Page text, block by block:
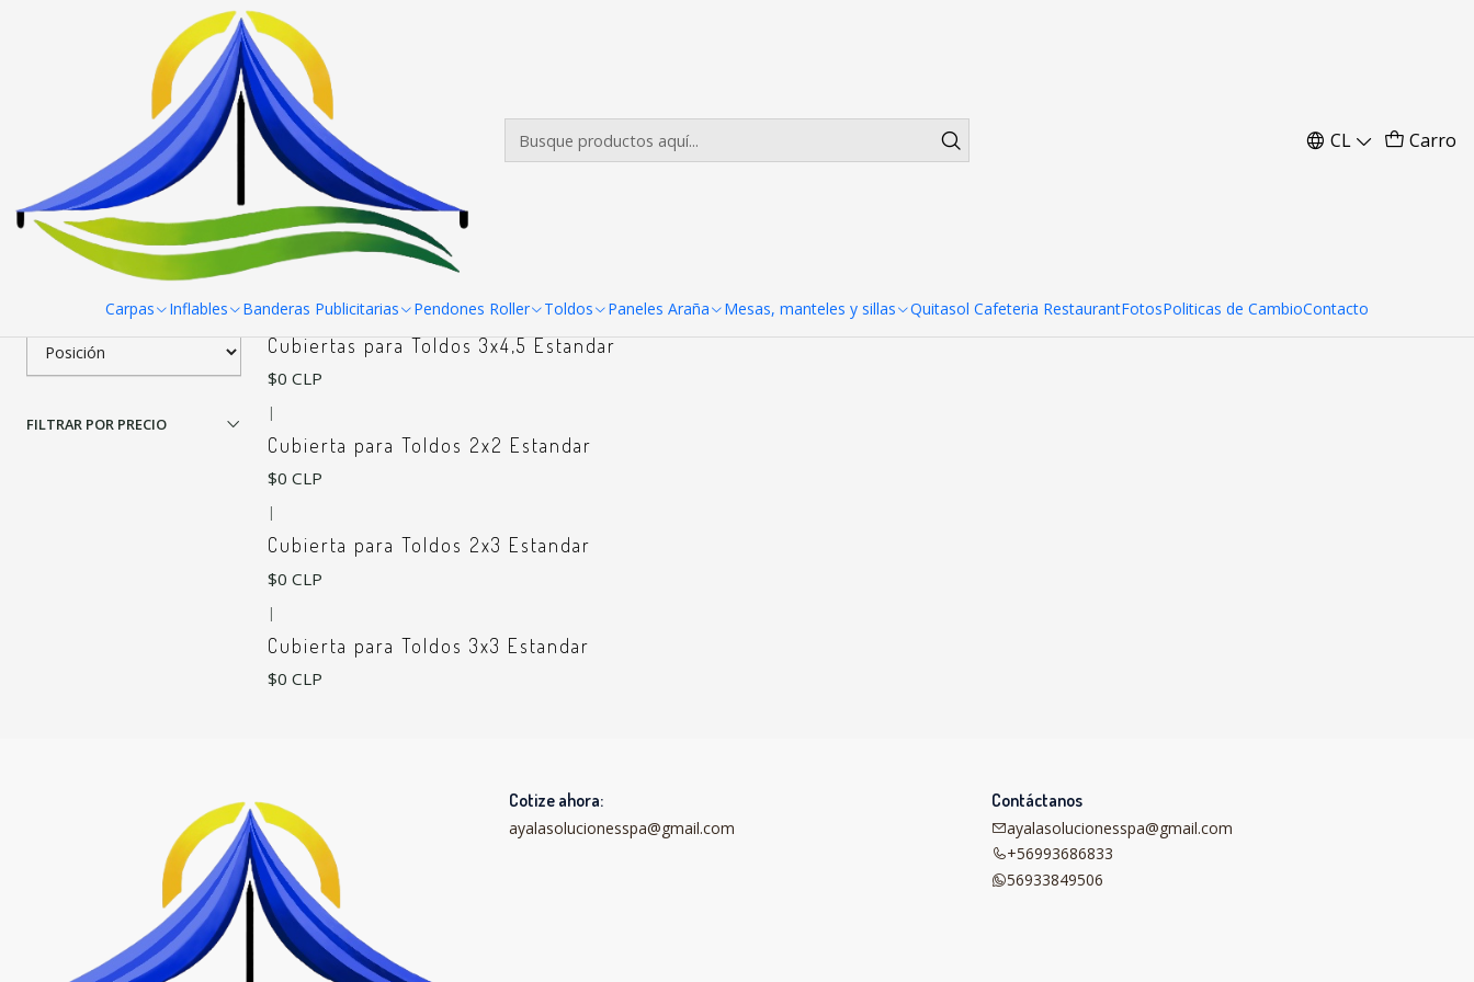
CL Carro
Carpas Inflables Banderas Publicitarias Pendones Roller Toldos Paneles Araña Mesas, manteles y sillas Quitasol Cafeteria RestaurantFotosPoliticas de CambioContacto
Accesorios para Toldos
Accesorios para Toldos
Filtrar Productos
1-5 de 5 productos
Aplicar filtros
ORDENAR POR
FILTRAR POR PRECIO
|
Cubiertas para Toldos 3x6 Estandar
|
Cubiertas para Toldos 3x4,5 Estandar
$0 CLP
|
Cubierta para Toldos 2x2 Estandar
$0 CLP
|
Cubierta para Toldos 2x3 Estandar
$0 CLP
|
Cubierta para Toldos 3x3 Estandar
$0 CLP
Cotize ahora:
ayalasolucionesspa@gmail.com
Contáctanos
ayalasolucionesspa@gmail.com
+56993686833
56933849506